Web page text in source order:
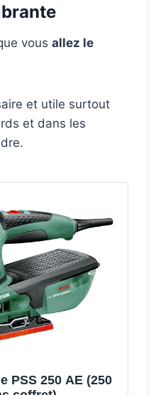
vous allez le
et utile surtout
et dans les
PSS 250 AE (250